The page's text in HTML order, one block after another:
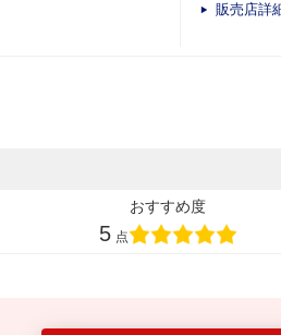
販売店詳
おすすめ度
5 点